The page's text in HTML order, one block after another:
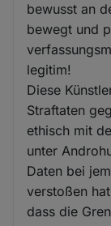
bewusst an
bewegt und
legitim!
Diese
Straftaten
ethisch mit
unter
Daten bei
verstoßen
dass die